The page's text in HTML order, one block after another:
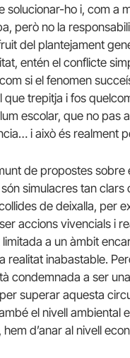
solucionar-ho i, com a
però no la
del plantejament
entén el conflicte
si el fenomen
que trepitja i fos
escolar, que no pas
i això és realment
de propostes sobre
simulacres tan clars
de deixalla, per
accions vivencials i
a un àmbit
realitat inabastable.
condemnada a ser
superar aquesta
el nivell ambiental
d’anar al nivell